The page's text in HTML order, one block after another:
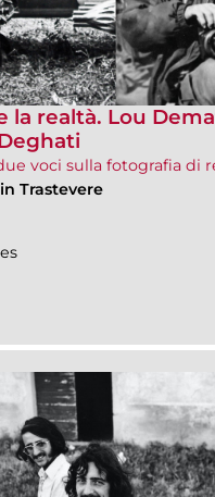
la realtà. Lou
voci sulla fotografia di
Trastevere